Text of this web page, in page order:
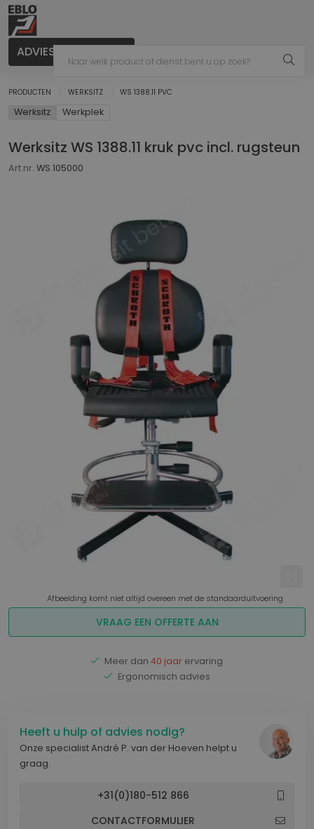
ADVIES AANVRAGEN
PRODUCTEN WERKSITZ WS 1388.11 PVC
Werksitz Werkplek
Werksitz WS 1388.11 kruk pvc incl. rugsteun
Art.nr. WS.105000
Afbeelding komt niet altijd overeen met de standaarduitvoering
VRAAG EEN OFFERTE AAN
Meer dan 40 jaar ervaring
Ergonomisch advies
Heeft u hulp of advies nodig?
Onze specialist André P. van der Hoeven helpt u
graag.
+31(0)180-512 866
CONTACTFORMULIER